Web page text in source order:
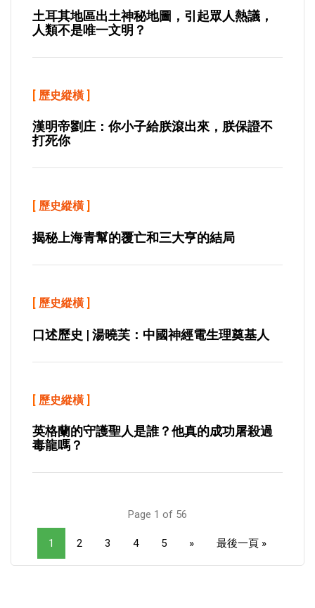
土耳其地區出土神秘地圖，引起眾人熱議，
人類不是唯一文明？
[ 歷史縱橫 ]
漢明帝劉庄：你小子給朕滾出來，朕保證不
打死你
[ 歷史縱橫 ]
揭秘上海青幫的覆亡和三大亨的結局
[ 歷史縱橫 ]
口述歷史 | 湯曉芙：中國神經電生理奠基人
[ 歷史縱橫 ]
英格蘭的守護聖人是誰？他真的成功屠殺過
毒龍嗎？
Page 1 of 56
1 2 3 4 5 » 最後一頁 »